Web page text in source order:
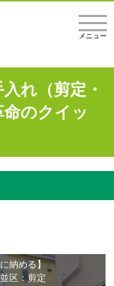
メニュー
れ（剪定・
のクイッ
に納める】
区：剪定